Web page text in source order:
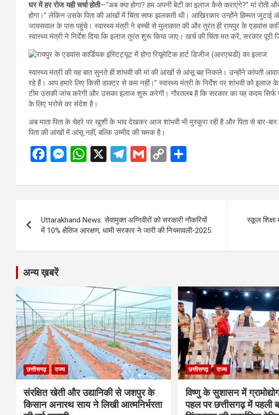
घर में हर रोज यही चर्चा होती—“अब क्या होगा? हम अपनी बेटी का इलाज कैसे कराएंगे?” मां रोती
होगा।” लेकिन उसके पिता की आंखों में चिंता साफ झलकती थी। आखिरकार उन्होंने हिम्मत जुटाई
जायसवाल के पास पहुंचे। स्वास्थ्य मंत्री ने बच्ची से मुलाकात की और तुरंत ही रायपुर के एडवांस
स्वास्थ्य मंत्री ने निर्देश दिया कि इलाज तुरंत शुरू किया जाए। खर्च की चिंता मत करें, सरकार पूरी
स्वास्थ्य मंत्री की यह बात सुनते ही शांभवी की मां की आंखों से आंसू बह निकले। उन्होंने कांपती
रहे हैं। आप हमारे लिए किसी डाक्टर से कम नहीं।” स्वास्थ्य मंत्री के निर्देश पर शांभवी को इलाज
टीम उसकी जांच करेगी और उसका इलाज शुरू करेगी। गौरतलब है कि सरकार का यह कदम सिर्फ
के लिए भरोसे का संदेश है।
अब माता पिता के चेहरे पर खुशी के भाव देखकर आज शांभवी भी मुस्कुरा रही है और पिता से बार-
पिता की आंखों में आंसू नहीं, बल्कि उम्मीद की चमक है।
F
ce
o
o
k
M
se
g
er
W
at
A
p
p
X
T
e
a
m
G
ail
C
py
n
k
ar
navigation
Uttarakhand News: सेवामुक्त अग्निवीरों को सरकारी नौकरियों
में 10% क्षैतिज आरक्षण, धामी सरकार ने जारी की नियमावली-2025
स्कूल शिक्षा
अन्य ख़बरें
छत्तीसगढ़ राज्य
संरक्षित खेती और उद्यानिकी से जशपुर के
किसान अनारथ साय ने लिखी आत्मनिर्भरता
छत्तीसगढ़ राज्य
विष्णु के सुशासन में
पहल पर छत्तीसगढ़ में पहली